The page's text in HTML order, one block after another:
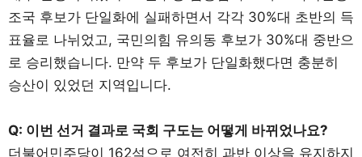
조국 후보가 단일화에 실패하면서 각각 30%대 초반의 득
표율로 나뉘었고, 국민의힘 유의동 후보가 30%대 중반으
로 승리했습니다. 만약 두 후보가 단일화했다면 충분히
승산이 있었던 지역입니다.
Q: 이번 선거 결과로 국회 구도는 어떻게 바뀌었나요?
더불어민주당이 162석으로 여전히 과반 이상을 유지하지